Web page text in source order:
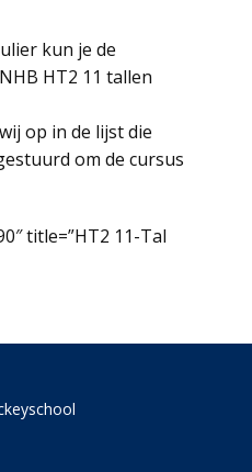
kun je de
HT2 11 tallen
op in de lijst die
om de cursus
title=”HT2 11-Tal